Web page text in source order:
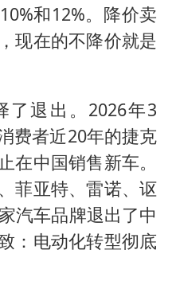
和12%。降价卖
现在的不降价就是
了退出。2026年3
费者近20年的捷克
在中国销售新车。
菲亚特、雷诺、讴
汽车品牌退出了中
：电动化转型彻底